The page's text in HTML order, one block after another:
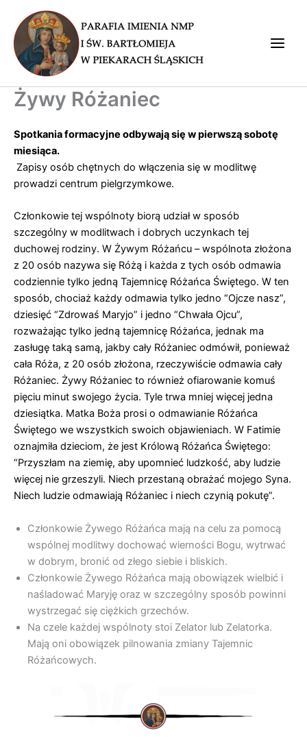
treści
Żywy Różaniec
Spotkania formacyjne odbywają się w pierwszą sobotę
miesiąca.
Zapisy osób chętnych do włączenia się w modlitwę
prowadzi centrum pielgrzymkowe.
Członkowie tej wspólnoty biorą udział w sposób
szczególny w modlitwach i dobrych uczynkach tej
duchowej rodziny. W Żywym Różańcu – wspólnota złożona
z 20 osób nazywa się Różą i każda z tych osób odmawia
codziennie tylko jedną Tajemnicę Różańca Świętego. W ten
sposób, chociaż każdy odmawia tylko jedno “Ojcze nasz”,
dziesięć “Zdrowaś Maryjo” i jedno “Chwała Ojcu”,
rozważając tylko jedną tajemnicę Różańca, jednak ma
zasługę taką samą, jakby cały Różaniec odmówił, ponieważ
cała Róża, z 20 osób złożona, rzeczywiście odmawia cały
Różaniec. Żywy Różaniec to również ofiarowanie komuś
pięciu minut swojego życia. Tyle trwa mniej więcej jedna
dziesiątka. Matka Boża prosi o odmawianie Różańca
Świętego we wszystkich swoich objawieniach. W Fatimie
oznajmiła dzieciom, że jest Królową Różańca Świętego:
“Przyszłam na ziemię, aby upomnieć ludzkość, aby ludzie
więcej nie grzeszyli. Niech przestaną obrażać mojego Syna.
Niech ludzie odmawiają Różaniec i niech czynią pokutę”.
Członkowie Żywego Różańca mają na celu za pomocą
wspólnej modlitwy dochować wierności Bogu, wytrwać
w dobrym, bronić od złego siebie i bliskich.
Członkowie Żywego Różańca mają obowiązek wielbić i
naśladować Maryję oraz w szczególny sposób powinni
wystrzegać się ciężkich grzechów.
Na czele każdej wspólnoty stoi Zelator lub Zelatorka.
Mają oni obowiązek pilnowania zmiany Tajemnic
Różańcowych.